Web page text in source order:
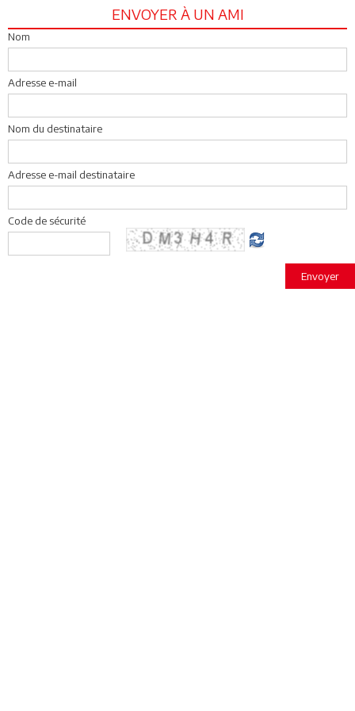
ENVOYER À UN AMI
Nom
Adresse e-mail
Nom du destinataire
Adresse e-mail destinataire
Code de sécurité
Envoyer